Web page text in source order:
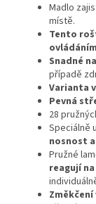
Madlo
místě.
Tento
Snadné
případě
Varianta
Pevná
28
Speciálně
nosnost
Pružné
reagují